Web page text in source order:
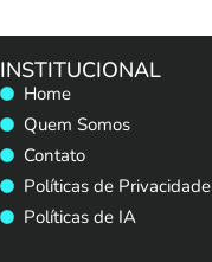
INSTITUCIONAL
Home
Quem Somos
Contato
Políticas de Privacidade
Políticas de IA